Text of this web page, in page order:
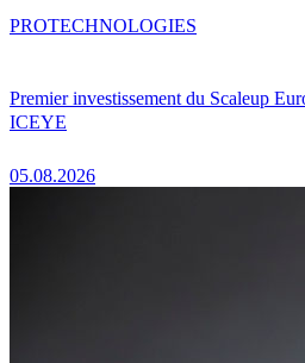
Premier investissement du Scaleup
ICEYE
05.08.2026
PROTECHNOLOGIES